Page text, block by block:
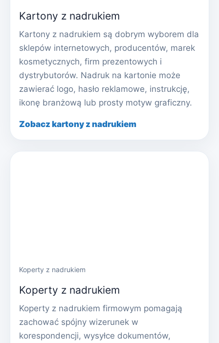
Kartony z nadrukiem
Kartony z nadrukiem są dobrym wyborem dla
sklepów internetowych, producentów, marek
kosmetycznych, firm prezentowych i
dystrybutorów. Nadruk na kartonie może
zawierać logo, hasło reklamowe, instrukcję,
ikonę branżową lub prosty motyw graficzny.
Zobacz kartony z nadrukiem
Koperty z nadrukiem
Koperty z nadrukiem
Koperty z nadrukiem firmowym pomagają
zachować spójny wizerunek w
korespondencji, wysyłce dokumentów,